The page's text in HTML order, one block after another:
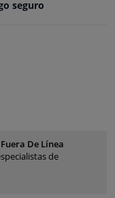
seguro
De Línea
de